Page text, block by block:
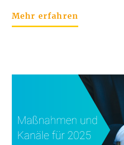
Mehr erfahren